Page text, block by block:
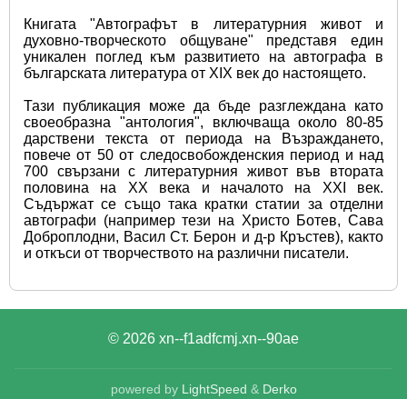
Книгата "Автографът в литературния живот и
духовно-творческото общуване" представя един
уникален поглед към развитието на автографа в
българската литература от XIX век до настоящето.
Тази публикация може да бъде разглеждана като
своеобразна "антология", включваща около 80-85
дарствени текста от периода на Възраждането,
повече от 50 от следосвобожденския период и над
700 свързани с литературния живот във втората
половина на XX века и началото на XXI век.
Съдържат се също така кратки статии за отделни
автографи (например тези на Христо Ботев, Сава
Доброплодни, Васил Ст. Берон и д-р Кръстев), както
и откъси от творчеството на различни писатели.
© 2026 xn--f1adfcmj.xn--90ae
powered by LightSpeed & Derko